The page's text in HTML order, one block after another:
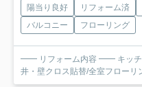
陽当り良好 リフォーム済
バルコニー
フローリング
━━ リフォーム内容 ━━ キッチ